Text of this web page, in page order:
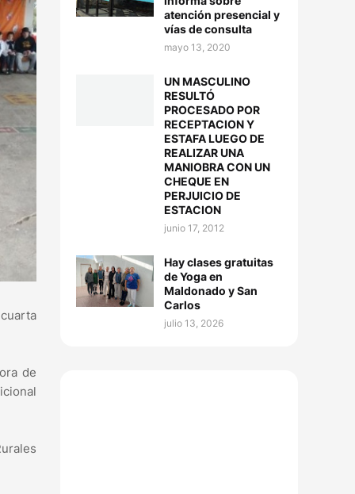
de
atención presencial y
vías de consulta
mayo 13, 2020
UN MASCULINO
RESULTÓ
PROCESADO POR
RECEPTACION Y
ESTAFA LUEGO DE
REALIZAR UNA
MANIOBRA CON UN
CHEQUE EN
PERJUICIO DE
ESTACION
junio 17, 2012
Hay clases gratuitas
de Yoga en
Maldonado y San
Carlos
julio 13, 2026